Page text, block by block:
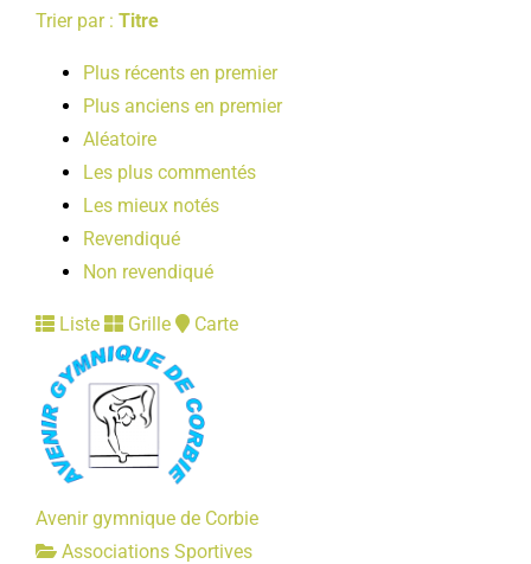
Trier par : Titre
Plus récents en premier
Plus anciens en premier
Aléatoire
Les plus commentés
Les mieux notés
Revendiqué
Non revendiqué
Liste Grille Carte
Avenir gymnique de Corbie
Associations Sportives